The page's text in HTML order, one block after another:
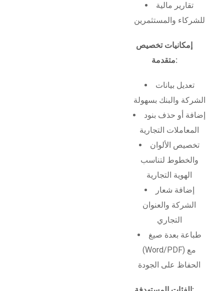
تقارير مالية
للشركاء والمستثمرين
إمكانيات تخصيص
متقدمة:
تعديل بيانات
الشركة والبنك بسهولة
إضافة أو حذف بنود
المعاملات التجارية
تخصيص الألوان
والخطوط لتناسب
الهوية التجارية
إضافة شعار
الشركة والعنوان
التجاري
طباعة بعدة صيغ
(Word/PDF) مع
الحفاظ على الجودة